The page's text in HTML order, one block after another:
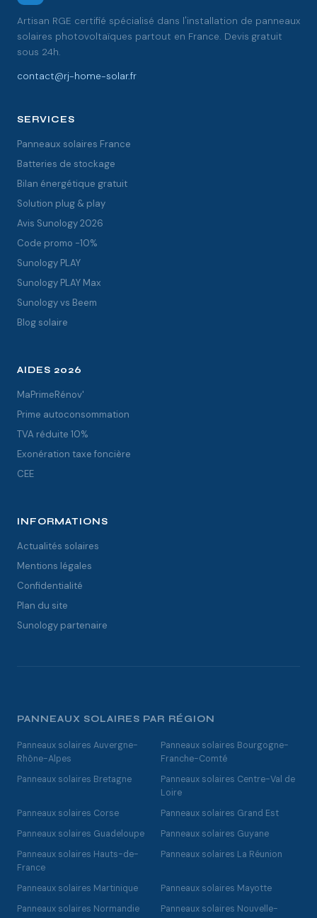
Artisan RGE certifié spécialisé dans l'installation de panneaux
solaires photovoltaïques partout en France. Devis gratuit
sous 24h.
contact@rj-home-solar.fr
SERVICES
Panneaux solaires France
Batteries de stockage
Bilan énergétique gratuit
Solution plug & play
Avis Sunology 2026
Code promo -10%
Sunology PLAY
Sunology PLAY Max
Sunology vs Beem
Blog solaire
AIDES 2026
MaPrimeRénov'
Prime autoconsommation
TVA réduite 10%
Exonération taxe foncière
CEE
INFORMATIONS
Actualités solaires
Mentions légales
Confidentialité
Plan du site
Sunology partenaire
PANNEAUX SOLAIRES PAR RÉGION
Panneaux solaires Auvergne-
Rhône-Alpes
Panneaux solaires Bourgogne-
Franche-Comté
Panneaux solaires Bretagne
Panneaux solaires Centre-Val de
Loire
Panneaux solaires Corse
Panneaux solaires Grand Est
Panneaux solaires Guadeloupe
Panneaux solaires Guyane
Panneaux solaires Hauts-de-
France
Panneaux solaires La Réunion
Panneaux solaires Martinique
Panneaux solaires Mayotte
Panneaux solaires Normandie
Panneaux solaires Nouvelle-